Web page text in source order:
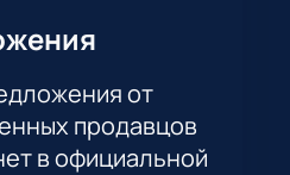
от
продавцов
в официальной